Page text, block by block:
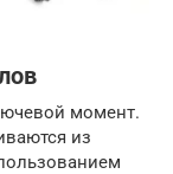
момент.
из